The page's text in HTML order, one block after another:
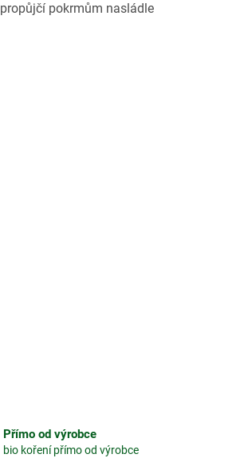
pokrmům nasládle
Přímo od výrobce
bio koření přímo od výrobce